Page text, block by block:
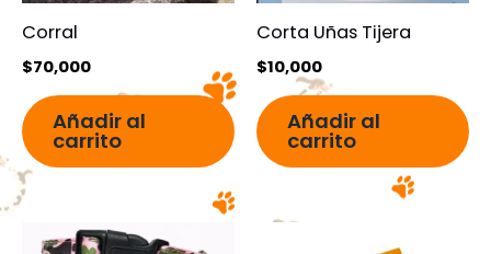
Corral
$70,000
Añadir al
carrito
Corta Uñas Tijera
$10,000
Añadir al
carrito